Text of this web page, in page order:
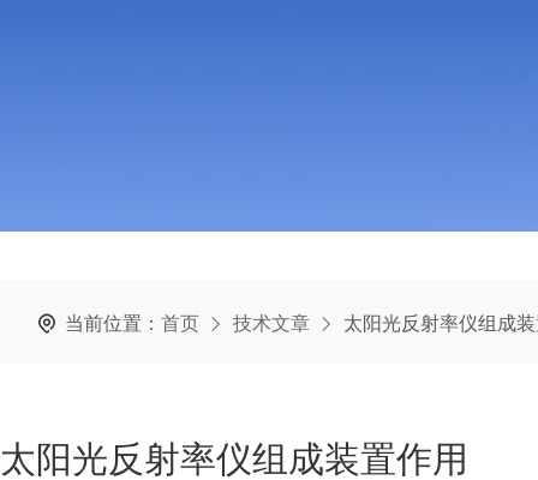
当前位置： 首页 技术文章 太阳光反射率仪组成
太阳光反射率仪组成装置作用